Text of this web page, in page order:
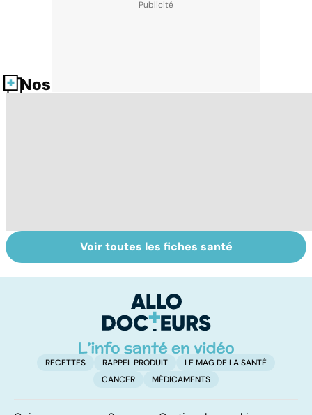
Nos fiches santé
Quand la maladie
entraîne la chute
Radiothérapie :
de bons ou de
Voir toutes les fiches santé
RECETTES RAPPEL PRODUIT
LE MAG DE LA SANTÉ
CANCER
MÉDICAMENTS